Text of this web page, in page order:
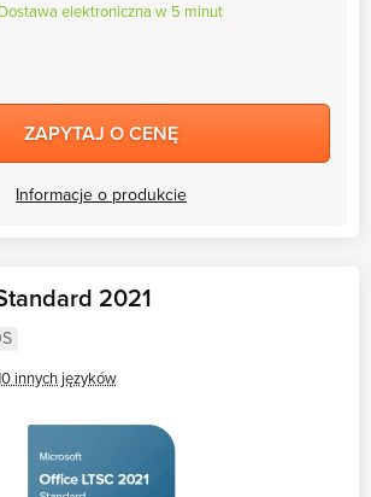
Dostawa elektroniczna w 5 minut
ZAPYTAJ O CENĘ
Informacje o produkcie
2021
innych języków